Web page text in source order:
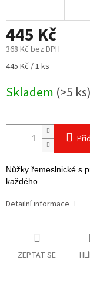
445 Kč
368 Kč bez DPH
Měrná
445 Kč / 1 ks
Skladem (>5 ks)
Nůžky řemeslnické s
každého.
Detailní informace
ZEPTAT SE